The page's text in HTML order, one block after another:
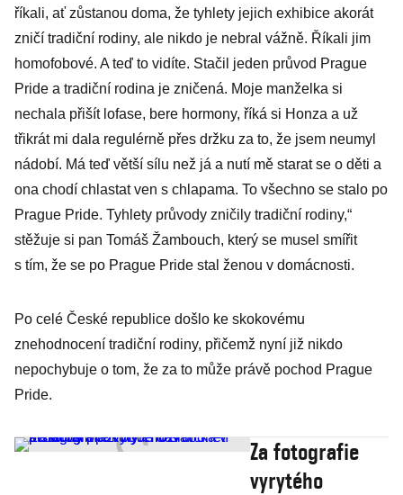
říkali, ať zůstanou doma, že tyhlety jejich exhibice akorát
zničí tradiční rodiny, ale nikdo je nebral vážně. Říkali jim
homofobové. A teď to vidíte. Stačil jeden průvod Prague
Pride a tradiční rodina je zničená. Moje manželka si
nechala přišít lofase, bere hormony, říká si Honza a už
třikrát mi dala regulérně přes držku za to, že jsem neumyl
nádobí. Má teď větší sílu než já a nutí mě starat se o děti a
ona chodí chlastat ven s chlapama. To všechno se stalo po
Prague Pride. Tyhlety průvody zničily tradiční rodiny,“
stěžuje si pan Tomáš Žambouch, který se musel smířit
s tím, že se po Prague Pride stal ženou v domácnosti.
Po celé České republice došlo ke skokovému
znehodnocení tradiční rodiny, přičemž nyní již nikdo
nepochybuje o tom, že za to může právě pochod Prague
Pride.
Za fotografie
vyrytého